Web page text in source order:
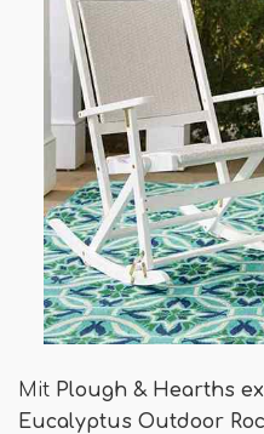
Mit Plough & Hearths
Eucalyptus Outdoor